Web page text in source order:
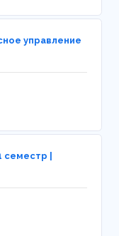
управление
|